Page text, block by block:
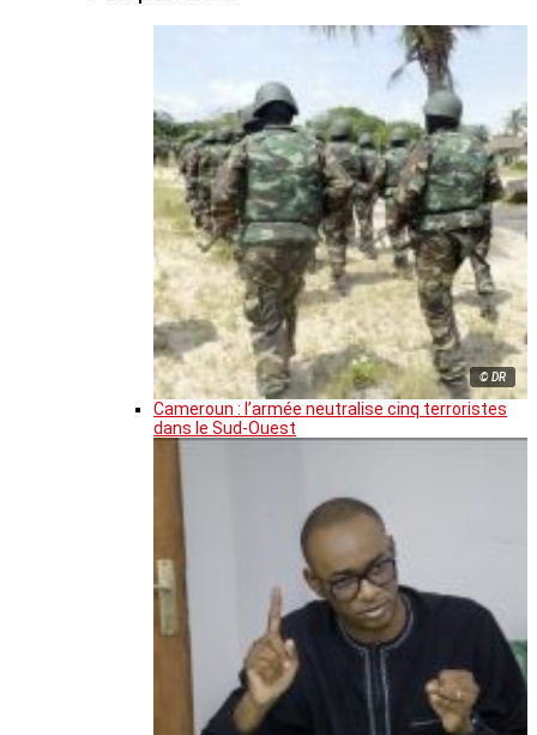
© DR
Cameroun : l’armée neutralise cinq terroristes
dans le Sud-Ouest